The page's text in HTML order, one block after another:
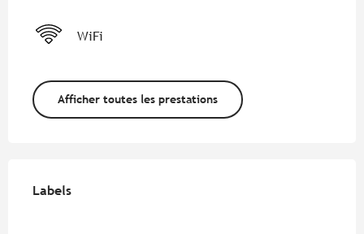
WiFi
Afficher toutes les prestations
Labels
Labels